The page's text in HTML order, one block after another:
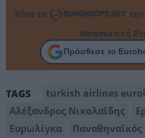
Κάνε το
Μπασκετική
Πρόσθεσε το
TAGS
turkish airlines
Αλέξανδρος Νικολαΐδης
Ευρωλίγκα
Παναθηναΐκός